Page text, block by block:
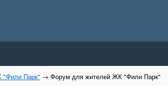
Парк" → Форум для жителей ЖК "Фили Парк"